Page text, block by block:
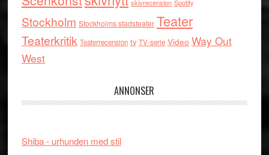
skivrecension Spotify
Stockholm Stockholms stadsteater Teater
Teaterkritik Teaterrecension tv TV-serie Video Way Out
West
ANNONSER
Shiba - urhunden med stil